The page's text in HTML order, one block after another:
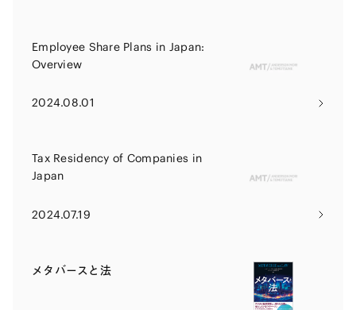
Employee Share Plans in Japan:
Overview
2024.08.01
Tax Residency of Companies in
Japan
2024.07.19
メタバースと法